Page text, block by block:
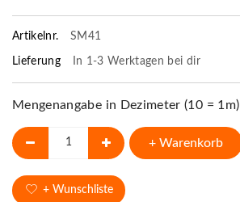
Artikelnr. SM41
Lieferung In 1-3 Werktagen bei dir
Mengenangabe in Dezimeter (10 = 1m)
+ Warenkorb
+ Wunschliste